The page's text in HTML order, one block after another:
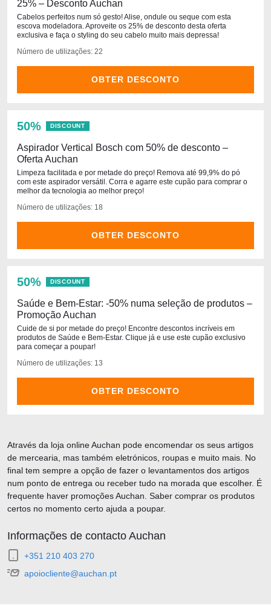
25% – Desconto Auchan
Cabelos perfeitos num só gesto! Alise, ondule ou seque com esta
escova modeladora. Aproveite os 25% de desconto desta oferta
exclusiva e faça o styling do seu cabelo muito mais depressa!
Número de utilizações: 22
OBTER DESCONTO
50% DISCOUNT
Aspirador Vertical Bosch com 50% de desconto –
Oferta Auchan
Limpeza facilitada e por metade do preço! Remova até 99,9% do pó
com este aspirador versátil. Corra e agarre este cupão para comprar o
melhor da tecnologia ao melhor preço!
Número de utilizações: 18
OBTER DESCONTO
50% DISCOUNT
Saúde e Bem-Estar: -50% numa seleção de produtos –
Promoção Auchan
Cuide de si por metade do preço! Encontre descontos incríveis em
produtos de Saúde e Bem-Estar. Clique já e use este cupão exclusivo
para começar a poupar!
Número de utilizações: 13
OBTER DESCONTO
Através da loja online Auchan pode encomendar os seus artigos
de mercearia, mas também eletrónicos, roupas e muito mais. No
final tem sempre a opção de fazer o levantamentos dos artigos
num ponto de entrega ou receber tudo na morada que escolher. É
frequente haver promoções Auchan. Saber comprar os produtos
certos no momento certo ajuda a poupar.
Informações de contacto Auchan
+351 210 403 270
apoiocliente@auchan.pt